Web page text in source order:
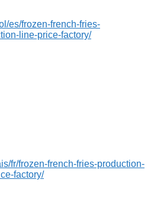
/es/frozen-french-fries-
line-price-factory/
/fr/frozen-french-fries-production-
factory/